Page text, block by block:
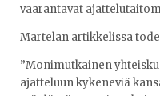
vaarantavat
Martelan artikkelissa
”Monimutkainen
ajatteluun kykeneviä